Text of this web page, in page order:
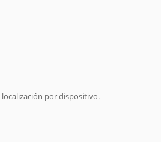
por dispositivo.